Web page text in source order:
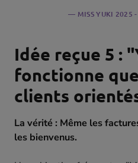
MISS YUKI 2025
Idée reçue 5 :
fonctionne
clients
La vérité : Même les
les bienvenus.